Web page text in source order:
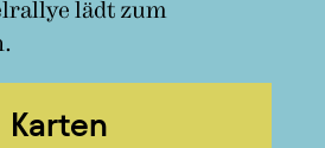
Karten
lädt zum